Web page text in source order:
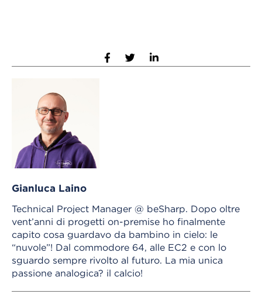
Gianluca Laino
Technical Project Manager @ beSharp. Dopo oltre
vent’anni di progetti on-premise ho finalmente
capito cosa guardavo da bambino in cielo: le
“nuvole”! Dal commodore 64, alle EC2 e con lo
sguardo sempre rivolto al futuro. La mia unica
passione analogica? il calcio!